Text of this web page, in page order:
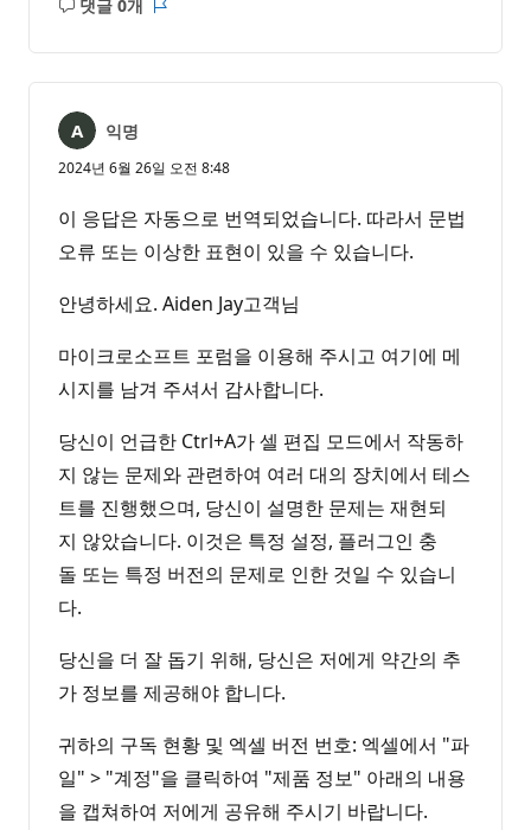
댓글 0개
설
음
보
익명
2024년 6월 26일 오전 8:48
이 응답은 자동으로 번역되었습니다. 따라서 문법
오류 또는 이상한 표현이 있을 수 있습니다.
안녕하세요. Aiden Jay고객님
마이크로소프트 포럼을 이용해 주시고 여기에 메
시지를 남겨 주셔서 감사합니다.
당신이 언급한 Ctrl+A가 셀 편집 모드에서 작동하
지 않는 문제와 관련하여 여러 대의 장치에서 테스
트를 진행했으며, 당신이 설명한 문제는 재현되
지 않았습니다. 이것은 특정 설정, 플러그인 충
돌 또는 특정 버전의 문제로 인한 것일 수 있습니
다.
당신을 더 잘 돕기 위해, 당신은 저에게 약간의 추
가 정보를 제공해야 합니다.
귀하의 구독 현황 및 엑셀 버전 번호: 엑셀에서 "파
일" > "계정"을 클릭하여 "제품 정보" 아래의 내용
을 캡쳐하여 저에게 공유해 주시기 바랍니다.